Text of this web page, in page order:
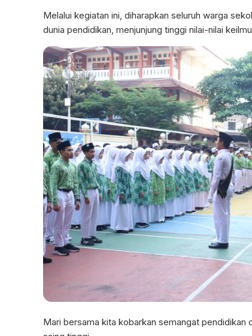
Melalui kegiatan ini, diharapkan seluruh warga
dunia pendidikan, menjunjung tinggi nilai-nilai
Mari bersama kita kobarkan semangat